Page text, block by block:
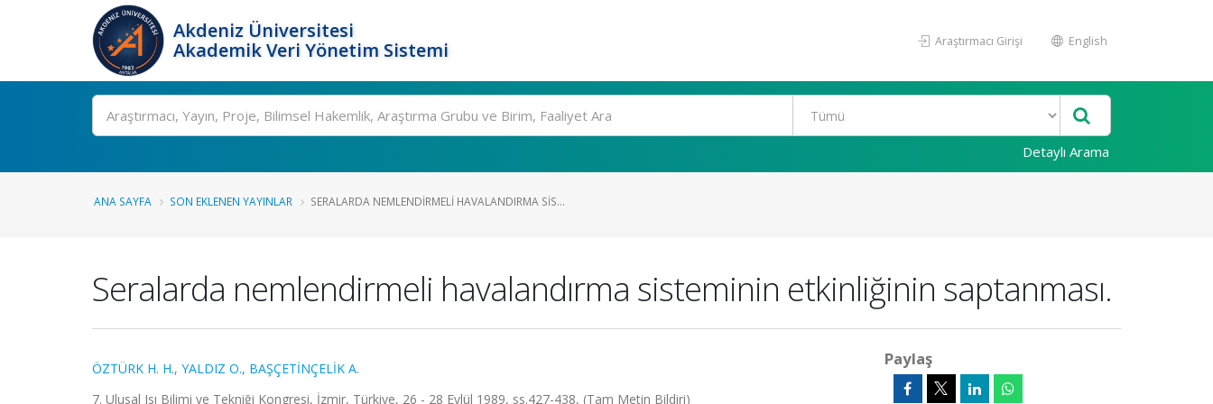
Akdeniz Üniversitesi
Akademik Veri Yönetim Sistemi
Araştırmacı Girişi English
Ara
Detaylı Arama
ANA SAYFA SON EKLENEN YAYINLAR SERALARDA NEMLENDIRMELI HAVALANDIRMA SIS...
Seralarda nemlendirmeli havalandırma sisteminin etkinliğinin saptanması.
ÖZTÜRK H. H., YALDIZ O., BAŞÇETİNÇELİK A.
7. Ulusal Isı Bilimi ve Tekniği Kongresi, İzmir, Türkiye, 26 - 28 Eylül 1989, ss.427-438, (Tam Metin Bildiri)
Paylaş